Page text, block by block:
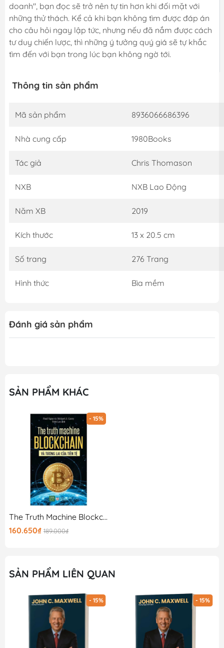
doanh", bạn đọc sẽ trở nên tự tin hơn khi đối mặt với
những thử thách. Kể cả khi bạn không tìm được đáp án
cho câu hỏi ngay lập tức, nhưng nếu đã nắm được cách
tư duy chiến lược, thì những ý tưởng quý giá sẽ tự khắc
tìm đến với bạn trong lúc bạn không ngờ tới.
Thông tin sản phẩm
Mã sản phẩm 8936066686396
Nhà cung cấp 1980Books
Tác giả Chris Thomason
NXB NXB Lao Động
Năm XB 2019
Kích thước 13 x 20.5 cm
Số trang 276 Trang
Hình thức Bìa mềm
Đánh giá sản phẩm
SẢN PHẨM KHÁC
- 15%
The Truth Machine Blockchain Và Tương Lai Của Tiền Tệ
160.650₫ 189.000₫
SẢN PHẨM LIÊN QUAN
- 15% - 15%